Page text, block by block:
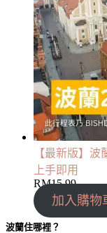
【最新版】波
上手即用
RM15.99
加入購物
波蘭住哪裡？